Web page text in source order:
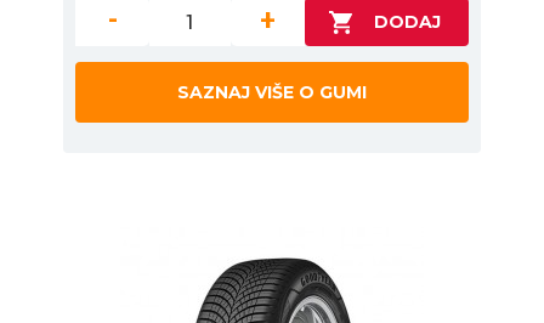
- +
SAZNAJ VIŠE O GUMI